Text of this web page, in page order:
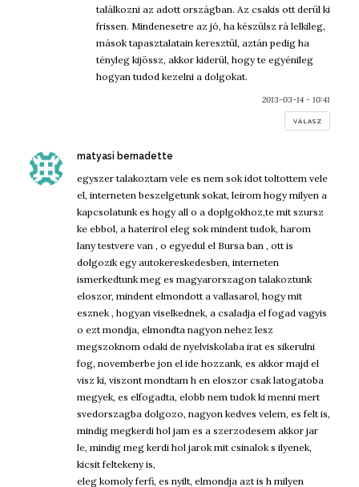
találkozni az adott országban. Az csakis ott derül ki
frissen. Mindenesetre az jó, ha készülsz rá lelkileg,
mások tapasztalatain keresztül, aztán pedig ha
tényleg kijössz, akkor kiderül, hogy te egyénileg
hogyan tudod kezelni a dolgokat.
2013-03-14 - 10:41
VÁLASZ
matyasi bernadette
egyszer talakoztam vele es nem sok idot toltottem vele
el, interneten beszelgetunk sokat, leirom hogy milyen a
kapcsolatunk es hogy all o a doplgokhoz,te mit szursz
ke ebbol, a haterirol eleg sok mindent tudok, harom
lany testvere van , o egyedul el Bursa ban , ott is
dolgozik egy autokereskedesben, interneten
ismerkedtunk meg es magyarorszagon talakoztunk
eloszor, mindent elmondott a vallasarol, hogy mit
esznek , hogyan viselkednek, a csaladja el fogad vagyis
o ezt mondja, elmondta nagyon nehez lesz
megszoknom odaki de nyelviskolaba irat es sikerulni
fog, novemberbe jon el ide hozzank, es akkor majd el
visz ki, viszont mondtam h en eloszor csak latogatoba
megyek, es elfogadta, elobb nem tudok ki menni mert
svedorszagba dolgozo, nagyon kedves velem, es felt is,
mindig megkerdi hol jam es a szerzodesem akkor jar
le, mindig meg kerdi hol jarok mit csinalok s ilyenek,
kicsit feltekeny is,
eleg komoly ferfi, es nyilt, elmondja azt is h milyen